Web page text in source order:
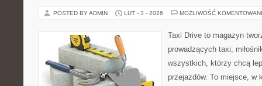
POSTED BY ADMIN LUT - 3 - 2026 MOŻLIWOŚĆ
Taxi Drive to magazyn
prowadzących taxi,
wszystkich, którzy chcą
przejazdów. To miejsce, w